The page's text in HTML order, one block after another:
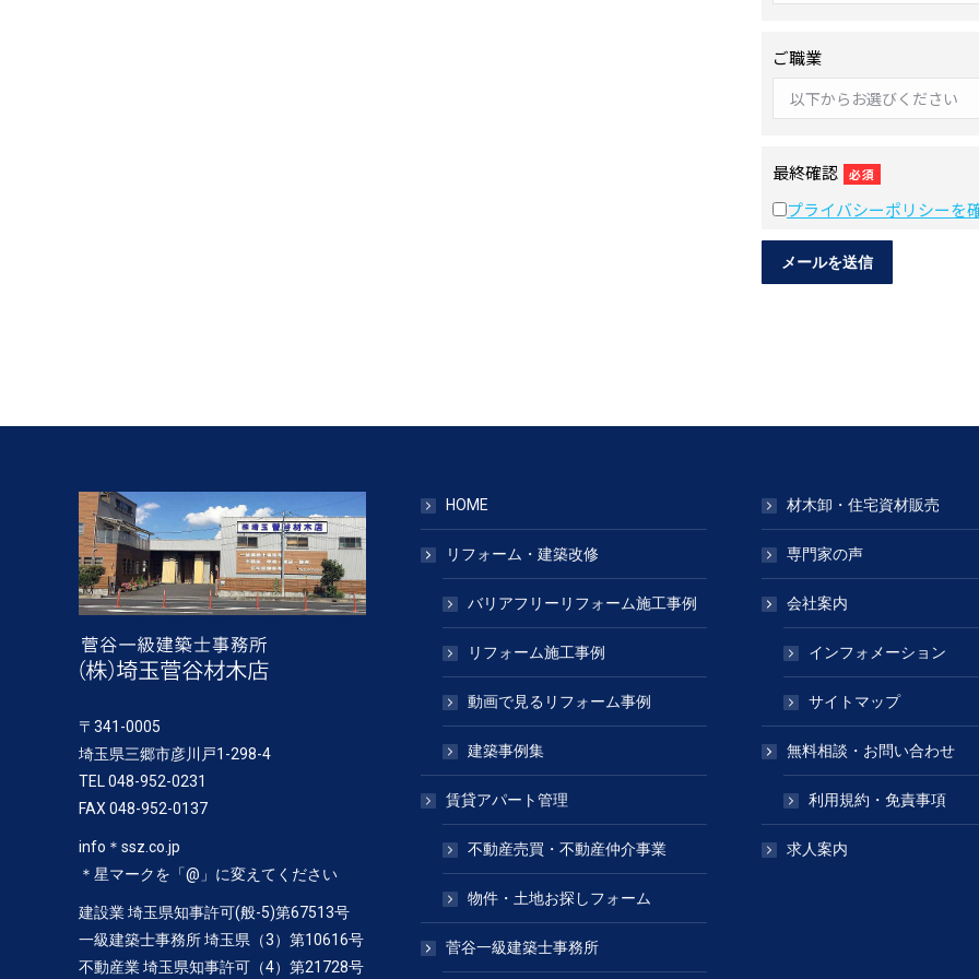
ご職業
最終確認 必須
プライバシーポリシーを
〒341-0005
埼玉県三郷市彦川戸1-298-4
TEL 048-952-0231
FAX 048-952-0137
info＊ssz.co.jp
＊星マークを「@」に変えてください
建設業 埼玉県知事許可(般-5)第67513号
一級建築士事務所 埼玉県（3）第10616号
不動産業 埼玉県知事許可（4）第21728号
HOME
リフォーム・建築改修
バリアフリーリフォーム施工事例
リフォーム施工事例
動画で見るリフォーム事例
建築事例集
賃貸アパート管理
不動産売買・不動産仲介事業
物件・土地お探しフォーム
菅谷一級建築士事務所
材木卸・住宅資材販売
専門家の声
会社案内
インフォメーション
サイトマップ
無料相談・お問い合わせ
利用規約・免責事項
求人案内